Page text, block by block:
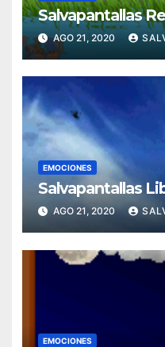
Salvapantallas
AGO 21, 2020
EMOCIONES
Salvapantallas
AGO 21, 2020
EMOCIONES